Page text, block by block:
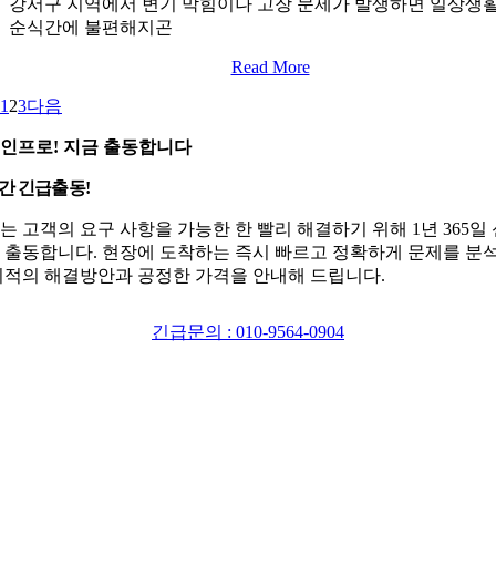
강서구 지역에서 변기 막힘이나 고장 문제가 발생하면 일상생
순식간에 불편해지곤
Read More
1 23다음
프로! 지금 출동합니다
긴급출동!
고객의 요구 사항을 가능한 한 빨리 해결하기 위해 1년 365일
출동합니다. 현장에 도착하는 즉시 빠르고 정확하게 문제를 분
적의 해결방안과 공정한 가격을 안내해 드립니다.
긴급문의 : 010-9564-0904